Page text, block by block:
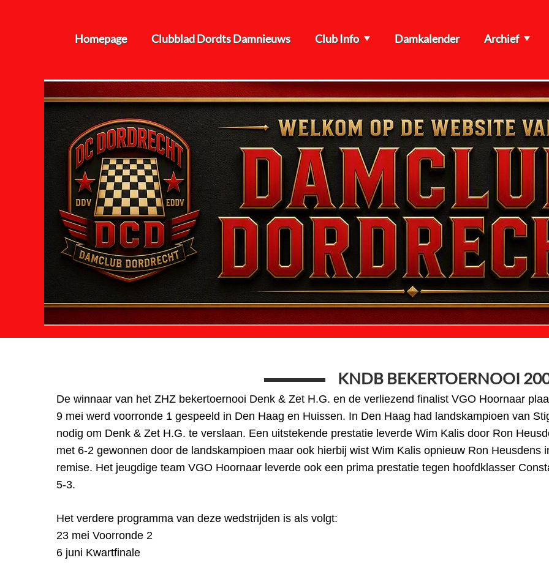
KNDB BEKERTOERNOOI
De winnaar van het ZHZ bekertoernooi Denk & Zet H.G. en de verliezend finalist VGO Hoornaar
9 mei werd voorronde 1 gespeeld in Den Haag en Huissen. In Den Haag had landskampioen van
nodig om Denk & Zet H.G. te verslaan. Een uitstekende prestatie leverde Wim Kalis door Ron
met 6-2 gewonnen door de landskampioen maar ook hierbij wist Wim Kalis opnieuw Ron Heusdens
remise. Het jeugdige team VGO Hoornaar leverde ook een prima prestatie tegen hoofdklasser
5-3.
Het verdere programma van deze wedstrijden is als volgt:
23 mei Voorronde 2
6 juni Kwartfinale
Homepage Clubblad Dordts Damnieuws Club Info Damkalender Archief